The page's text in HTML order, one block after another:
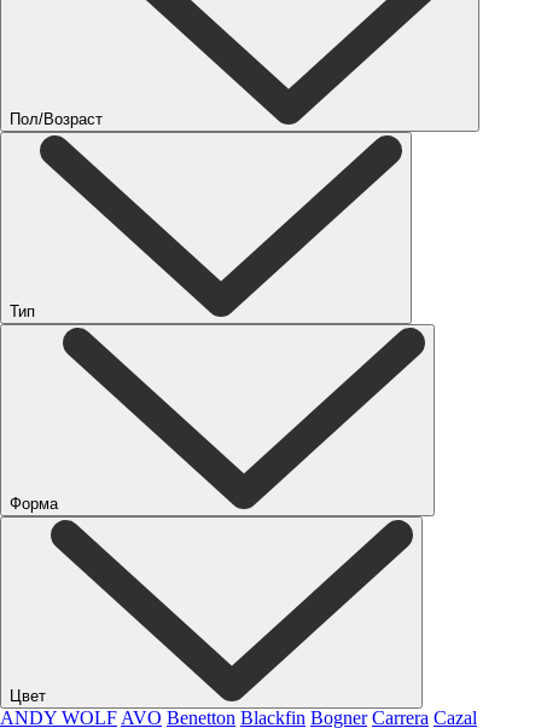
Пол/Возраст
Тип
Форма
Цвет
ANDY WOLF AVO Benetton Blackfin Bogner Carrera Cazal